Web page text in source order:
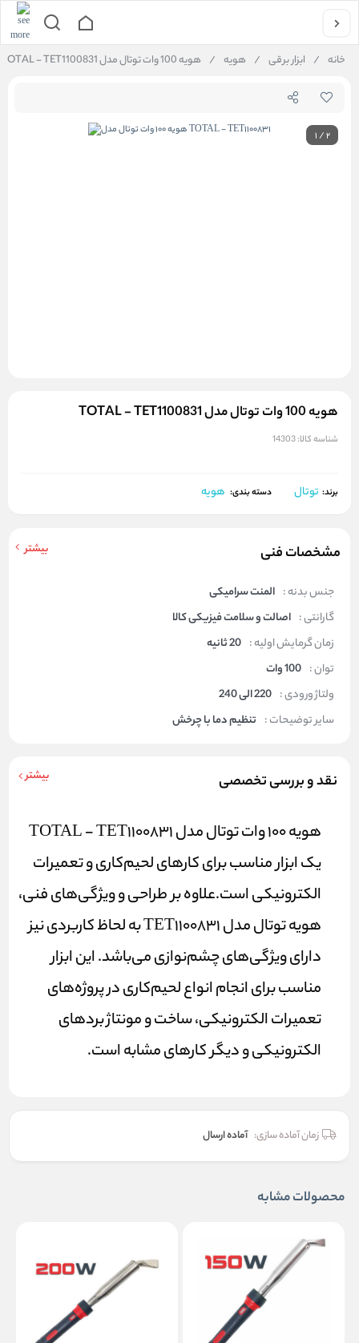
خانه / ابزار برقی / هویه / هویه 100 وات توتال مدل TOTAL - TET1100831
1/2
هویه 100 وات توتال مدل TOTAL - TET1100831
شناسه کالا:14303
برند: توتال دسته بندی: هویه
مشخصات فنی بیشتر
جنس بدنه : المنت سرامیکی
گارانتی : اصالت و سلامت فیزیکی کالا
زمان گرمایش اولیه : 20 ثانیه
توان : 100 وات
ولتاژ ورودی : 220 الی 240
سایر توضیحات : تنظیم دما با چرخش
نقد و بررسی تخصصی بیشتر
هویه 100 وات توتال مدل TOTAL - TET1100831
یک ابزار مناسب برای کارهای لحیم‌کاری و تعمیرات
الکترونیکی است.علاوه بر طراحی و ویژگی‌های فنی،
هویه توتال مدل TET1100831 به لحاظ کاربردی نیز
دارای ویژگی‌های چشم‌نوازی می‌باشد. این ابزار
مناسب برای انجام انواع لحیم‌کاری در پروژه‌های
تعمیرات الکترونیکی، ساخت و مونتاژ بردهای
الکترونیکی و دیگر کارهای مشابه است.
زمان آماده سازی: آماده ارسال
محصولات مشابه